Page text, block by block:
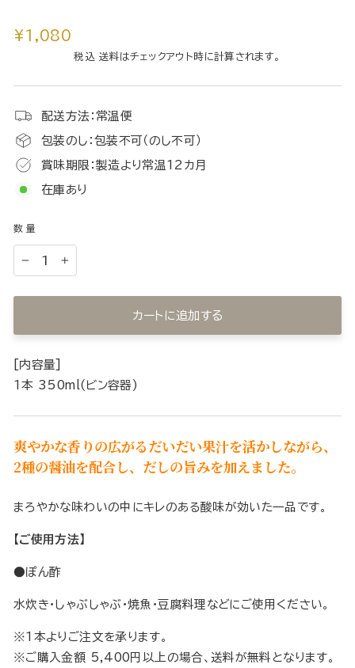
通
¥1,080
税込 送料はチェックアウト時に計算されます。
配送方法：常温便
包装のし：包装不可（のし不可）
賞味期限：製造より常温12カ月
在庫あり
数量
カートに追加する
[内容量]
1本 350ml(ビン容器)
爽やかな香りの広がるだいだい果汁を活かしながら、
2種の醤油を配合し、だしの旨みを加えました。
まろやかな味わいの中にキレのある酸味が効いた一品です。
【ご使用方法】
●ぽん酢
水炊き・しゃぶしゃぶ・焼魚・豆腐料理などにご使用ください。
※1本よりご注文を承ります。
※ご購入金額 5,400円以上の場合、送料が無料となります。